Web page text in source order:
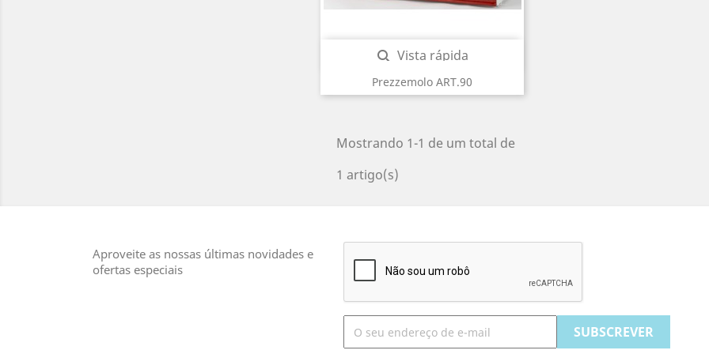
Prezzemolo ART.90
 Vista rápida
Mostrando 1-1 de um total de
1 artigo(s)
Aproveite as nossas últimas novidades e
ofertas especiais